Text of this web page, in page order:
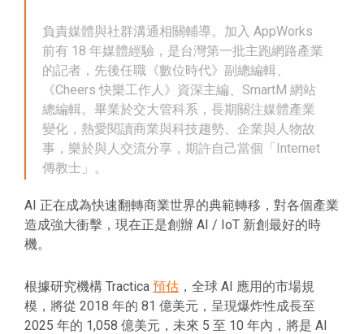
負責媒體與社群溝通相關輔導。加入 AppWorks
前有 18 年媒體經驗，是台灣第一批主跑網路產業
的記者，先後任職《數位時代》副總編輯、
《Cheers 快樂工作人》資深主編、SmartM 網站
總編輯。畢業於交大管科系，長期關注媒體產業
變化，熱愛閱讀商業與科技趨勢、企業與人物故
事，樂於與人交流分享，期許自己當個「Internet
傳教士」。
AI 正在成為快速翻轉商業世界的典範轉移，對各個產業
造成強大衝擊，現在正是創辦 AI / IoT 新創最好的時
機。
根據研究機構 Tractica 預估 ，全球 AI 應用的市場規
模，將從 2018 年的 81 億美元，呈現爆炸性成長至
2025 年的 1,058 億美元，未來 5 至 10 年內，將是 AI